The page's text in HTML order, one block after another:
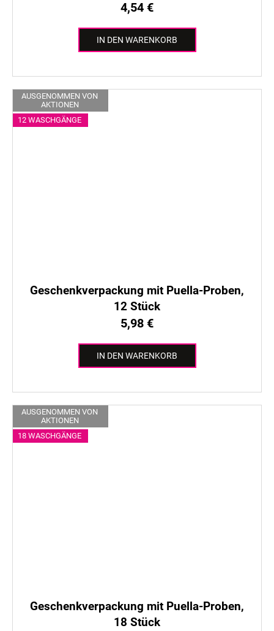
4,54 €
IN DEN WARENKORB
AUSGENOMMEN VON
AKTIONEN
12 WASCHGÄNGE
Geschenkverpackung mit Puella-Proben,
12 Stück
5,98 €
IN DEN WARENKORB
AUSGENOMMEN VON
AKTIONEN
18 WASCHGÄNGE
Geschenkverpackung mit Puella-Proben,
18 Stück